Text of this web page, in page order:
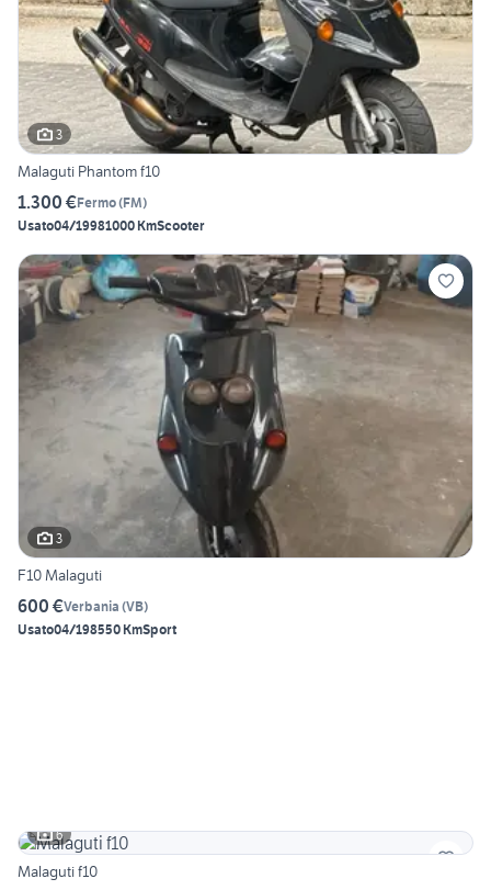
3
Malaguti Phantom f10
1.300 €Fermo(FM)
Usato04/19981000 KmScooter
3
F10 Malaguti
600 €Verbania (VB)
Usato04/198550 KmSport
6
Malaguti f10